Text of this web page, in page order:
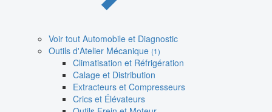
Voir tout Automobile et Diagnostic
Outils d'Atelier Mécanique (1)
Climatisation et Réfrigération
Calage et Distribution
Extracteurs et Compresseurs
Crics et Élévateurs